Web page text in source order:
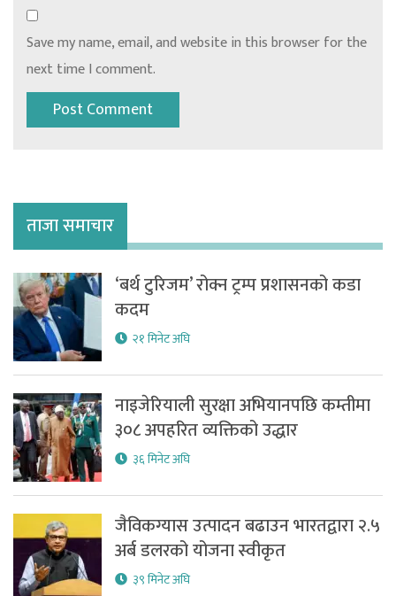
Save my name, email, and website in this browser for the
next time I comment.
ताजा समाचार
‘बर्थ टुरिजम’ रोक्न ट्रम्प प्रशासनको कडा
कदम
२१ मिनेट अघि
नाइजेरियाली सुरक्षा अभियानपछि कम्तीमा
३०८ अपहरित व्यक्तिको उद्धार
३६ मिनेट अघि
जैविकग्यास उत्पादन बढाउन भारतद्वारा २.५
अर्ब डलरको योजना स्वीकृत
३९ मिनेट अघि